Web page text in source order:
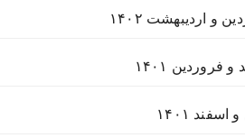
و اردیبهشت ۱۴۰۲
و فروردین ۱۴۰۱
اسفند ۱۴۰۱